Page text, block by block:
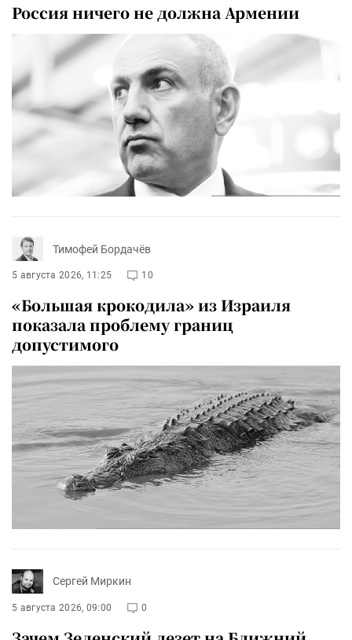
Россия ничего не должна Армении
Тимофей Бордачёв
5 августа 2026, 11:25 10
«Большая крокодила» из Израиля
показала проблему границ
допустимого
Сергей Миркин
5 августа 2026, 09:00 0